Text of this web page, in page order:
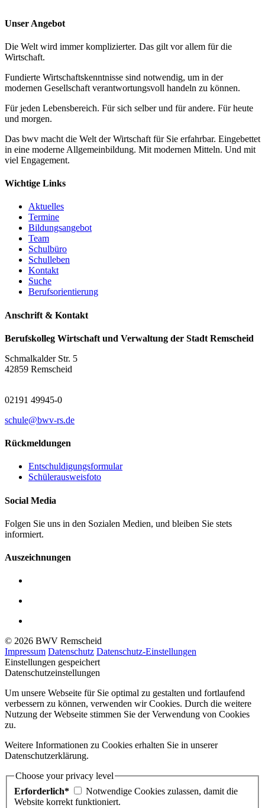
Unser Angebot
Die Welt wird immer komplizierter. Das gilt vor allem für die
Wirtschaft.
Fundierte Wirtschaftskenntnisse sind notwendig, um in der
modernen Gesellschaft verantwortungsvoll handeln zu können.
Für jeden Lebensbereich. Für sich selber und für andere. Für heute
und morgen.
Das bwv macht die Welt der Wirtschaft für Sie erfahrbar. Eingebettet
in eine moderne Allgemeinbildung. Mit modernen Mitteln. Und mit
viel Engagement.
Wichtige Links
Aktuelles
Termine
Bildungsangebot
Team
Schulbüro
Schulleben
Kontakt
Suche
Berufsorientierung
Anschrift & Kontakt
Berufskolleg Wirtschaft und Verwaltung der Stadt Remscheid
Schmalkalder Str. 5
42859 Remscheid
02191 49945-0
schule@bwv-rs.de
Rückmeldungen
Entschuldigungsformular
Schülerausweisfoto
Social Media
Folgen Sie uns in den Sozialen Medien, und bleiben Sie stets
informiert.
Auszeichnungen
© 2026 BWV Remscheid
Impressum Datenschutz Datenschutz-Einstellungen
Einstellungen gespeichert
Datenschutzeinstellungen
Um unsere Webseite für Sie optimal zu gestalten und fortlaufend
verbessern zu können, verwenden wir Cookies. Durch die weitere
Nutzung der Webseite stimmen Sie der Verwendung von Cookies
zu.
Weitere Informationen zu Cookies erhalten Sie in unserer
Datenschutzerklärung.
Choose your privacy level
Erforderlich*
Notwendige Cookies zulassen, damit die
Website korrekt funktioniert.